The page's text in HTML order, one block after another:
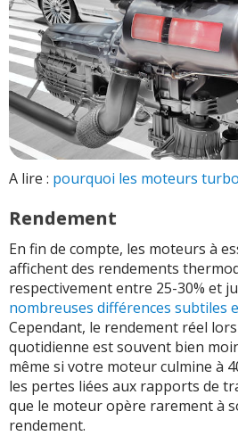
A lire : pourquoi les moteurs
Rendement
En fin de compte, les moteurs à
affichent des rendements
respectivement entre 25-30% et
nombreuses différences subtiles
Cependant, le rendement réel
quotidienne est souvent bien
même si votre moteur culmine à
les pertes liées aux rapports de
que le moteur opère rarement à
rendement.